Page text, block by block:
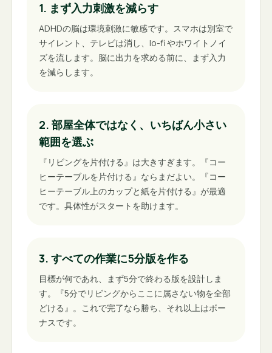
1. まず入力刺激を減らす
ADHDの脳は環境刺激に敏感です。スマホは別室で
サイレント、テレビは消し、lo-fi やホワイトノイ
ズを流します。脳に出力を求める前に、まず入力
を減らします。
2. 部屋全体ではなく、いちばん小さい
範囲を選ぶ
『リビングを片付ける』は大きすぎます。『コー
ヒーテーブルを片付ける』ならまだよい。『コー
ヒーテーブル上のカップと紙を片付ける』が最適
です。具体性がスタートを助けます。
3. すべての作業に5分版を作る
目標が何であれ、まず5分で終わる版を設計しま
す。『5分でリビングからここに属さない物を全部
どける』。これで完了なら勝ち、それ以上はボー
ナスです。